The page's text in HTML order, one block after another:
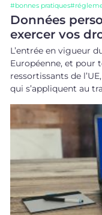
#bonnes pratiques#
Données
exercer vos
L’entrée en vigueur
Européenne, et pour
ressortissants de
qui s’appliquent au